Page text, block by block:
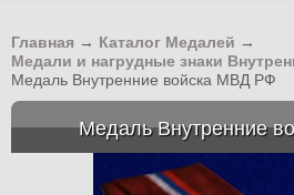
Главная → Каталог Медалей →
Медали и нагрудные знаки
Медаль Внутренние войска МВД РФ
Медаль Внутренние